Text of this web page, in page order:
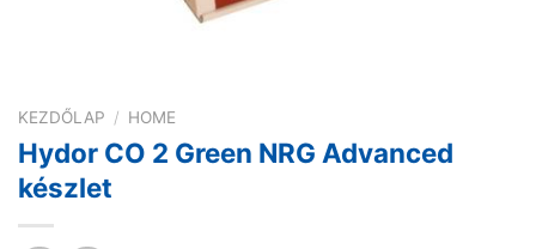
KEZDŐLAP / HOME
Hydor CO 2 Green NRG Advanced
készlet